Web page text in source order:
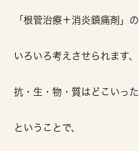
「根管治療＋消炎鎮痛剤」
いろいろ考えさせられます、
抗・生・物・質はどこいっ
ということで、